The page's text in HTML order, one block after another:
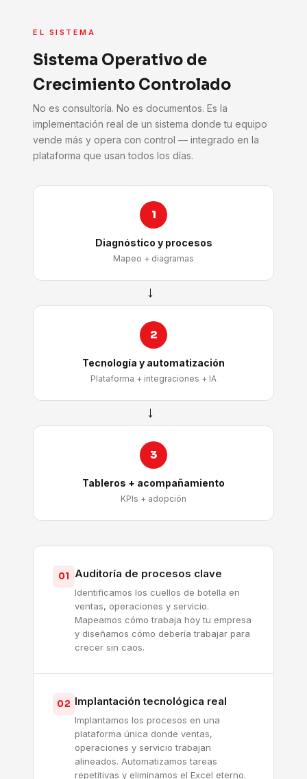
EL SISTEMA
Sistema Operativo de
Crecimiento Controlado
No es consultoría. No es documentos. Es la
implementación real de un sistema donde tu equipo
vende más y opera con control — integrado en la
plataforma que usan todos los días.
1
Diagnóstico y procesos
Mapeo + diagramas
→
2
Tecnología y automatización
Plataforma + integraciones + IA
→
3
Tableros + acompañamiento
KPIs + adopción
01 Auditoría de procesos clave
Identificamos los cuellos de botella en
ventas, operaciones y servicio.
Mapeamos cómo trabaja hoy tu empresa
y diseñamos cómo debería trabajar para
crecer sin caos.
02 Implantación tecnológica real
Implantamos los procesos en una
plataforma única donde ventas,
operaciones y servicio trabajan
alineados. Automatizamos tareas
repetitivas y eliminamos el Excel eterno.